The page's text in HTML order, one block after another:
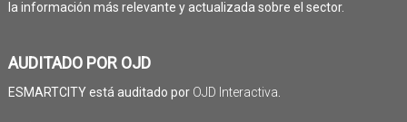
la información más relevante y actualizada sobre el sector.
AUDITADO POR OJD
ESMARTCITY está auditado por OJD Interactiva.